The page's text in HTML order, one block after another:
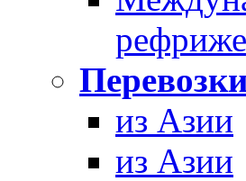
из Азии
из Азии